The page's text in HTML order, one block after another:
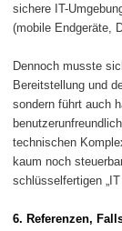
sichere IT-
(mobile Endgeräte,
Dennoch musste
Bereitstellung und
sondern führt auch
technischen
kaum noch
schlüsselfertigen
6. Referenzen,